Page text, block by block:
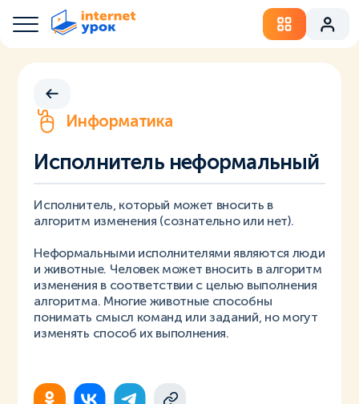
Информатика
Исполнитель неформальный
Исполнитель, который может вносить в
алгоритм изменения (сознательно или нет).
Неформальными исполнителями являются люди
и животные. Человек может вносить в алгоритм
изменения в соответствии с целью выполнения
алгоритма. Многие животные способны
понимать смысл команд или заданий, но могут
изменять способ их выполнения.